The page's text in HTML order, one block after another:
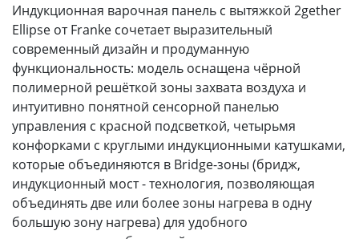
Индукционная варочная панель с вытяжкой 2gether
Ellipse от Franke сочетает выразительный
современный дизайн и продуманную
функциональность: модель оснащена чёрной
полимерной решёткой зоны захвата воздуха и
интуитивно понятной сенсорной панелью
управления с красной подсветкой, четырьмя
конфорками с круглыми индукционными катушками,
которые объединяются в Bridge-зоны (бридж,
индукционный мост - технология, позволяющая
объединять две или более зоны нагрева в одну
большую зону нагрева) для удобного